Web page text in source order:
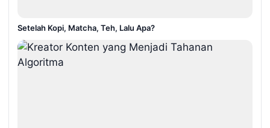
Setelah Kopi, Matcha, Teh, Lalu Apa?